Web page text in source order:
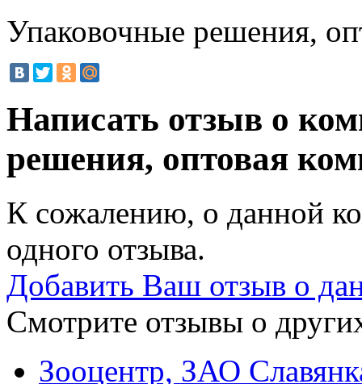
Упаковочные решения,
Написать отзыв о
решения, оптовая
К сожалению, о данной
одного отзыва.
Добавить Ваш отзыв о
Смотрите отзывы о
Зооцентр, ЗАО